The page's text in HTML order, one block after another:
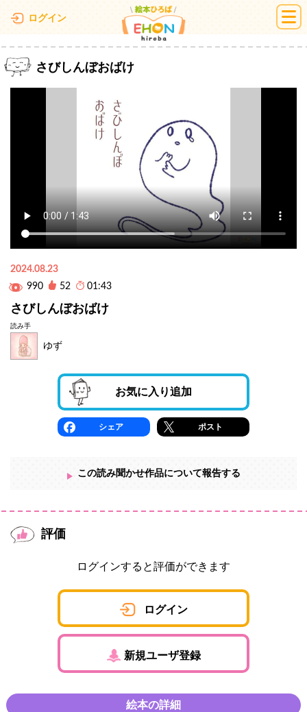
ログイン 絵本ひろば
さびしんぼおばけ
2024.08.23
990
52 01:43
さびしんぼおばけ
読み手
ゆず
お気に入り追加
シェア ポスト
この読み聞かせ作品について報告する
評価
ログインすると評価ができます
ログイン
新規ユーザ登録
絵本の詳細